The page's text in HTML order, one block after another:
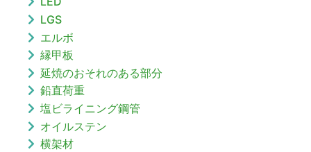
LGS
エルボ
縁甲板
延焼のおそれのある部分
鉛直荷重
塩ビライニング鋼管
オイルステン
横架材